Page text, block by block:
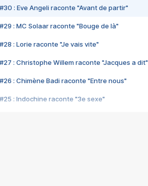
#30 : Eve Angeli raconte "Avant de partir"
#29 : MC Solaar raconte "Bouge de là"
#28 : Lorie raconte "Je vais vite"
#27 : Christophe Willem raconte "Jacques a dit"
#26 : Chimène Badi raconte "Entre nous"
#25 : Indochine raconte "3e sexe"